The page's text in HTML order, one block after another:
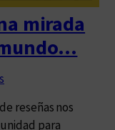
mirada
reseñas nos
para